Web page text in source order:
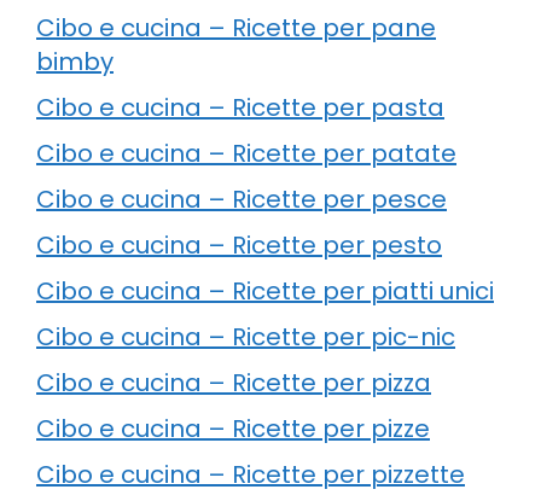
Cibo e cucina – Ricette per pane
bimby
Cibo e cucina – Ricette per pasta
Cibo e cucina – Ricette per patate
Cibo e cucina – Ricette per pesce
Cibo e cucina – Ricette per pesto
Cibo e cucina – Ricette per piatti unici
Cibo e cucina – Ricette per pic-nic
Cibo e cucina – Ricette per pizza
Cibo e cucina – Ricette per pizze
Cibo e cucina – Ricette per pizzette